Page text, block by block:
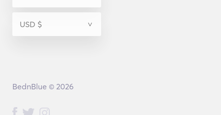
BednBlue © 2026